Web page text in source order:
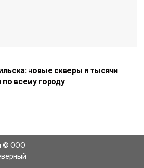
новые скверы и тысячи
по всему городу
© ООО